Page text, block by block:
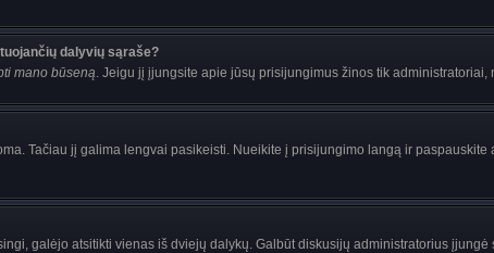
dalyvių sąraše?
mano būseną. Jeigu jį įjungsite apie jūsų prisijungimus žinos tik
Tačiau jį galima lengvai pasikeisti. Nueikite į prisijungimo langą ir paspauskite
galėjo atsitikti vienas iš dviejų dalykų. Galbūt diskusijų administratorius